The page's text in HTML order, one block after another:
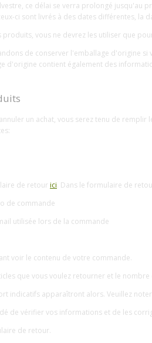
ce délai se verra prolongé jusqu'au
ci sont livrés à des dates différentes,
produits, vous ne devrez les utiliser que
de conserver l'emballage d'origine
d'origine contient également des
un achat, vous serez tenu de
de retour ici. Dans le formulaire de
de commande
utilisée lors de la commande
voir le contenu de votre commande.
que vous voulez retourner et le nombre
indicatifs apparaîtront alors. Veuillez
de vérifier vos informations et de les
de retour.